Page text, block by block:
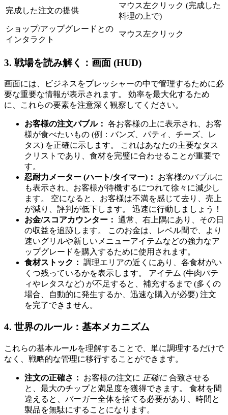
完成した注文の提供
マウス左クリック (完成した
料理の上で)
ショップ/アップグレードとの
インタラクト
マウス左クリック
3. 戦場を読み解く：画面 (HUD)
画面には、ビジネスをプレッシャーの中で管理するために必
要な重要な情報が表示されます。 効率を最大化するため
に、これらの要素を注意深く観察してください。
お客様の注文バブル： 各お客様の上に表示され、お客
様が食べたいもの (例：バンズ、パティ、チーズ、レ
タス) を正確に示します。 これはあなたの主要なタス
クリストであり、食材を完璧に合わせることが重要で
す。
忍耐力メーター (ハート/タイマー)：
お客様のバブルに
も表示され、お客様が待機するにつれて徐々に減少し
ます。 空になると、お客様は不満を感じて去り、売上
が減り、評判が低下します。 迅速に行動しましょう！
お金/スコアカウンター： 通常、右上隅にあり、その日
の収益を追跡します。 このお金は、レベル間で、より
速いグリルや新しいメニューアイテムなどの強力なア
ップグレードを購入するために使用されます。
食材ストック： 調理エリアの近くにあり、各食材がい
くつ残っているかを表示します。 アイテム (牛肉パテ
ィやレタスなど) が不足すると、補充するまで (多くの
場合、自動的に発生するか、迅速な購入が必要) 注文
を完了できません。
4. 世界のルール：基本メカニズム
これらの基本ルールを理解することで、単に調理するだけで
なく、戦略的な管理に移行することができます。
注文の正確さ： お客様の注文に 正確に 合致させる
と、最大のチップと満足度を獲得できます。 食材を間
違えると、バーガー全体を捨てる必要があり、時間と
製品を無駄にすることになります。